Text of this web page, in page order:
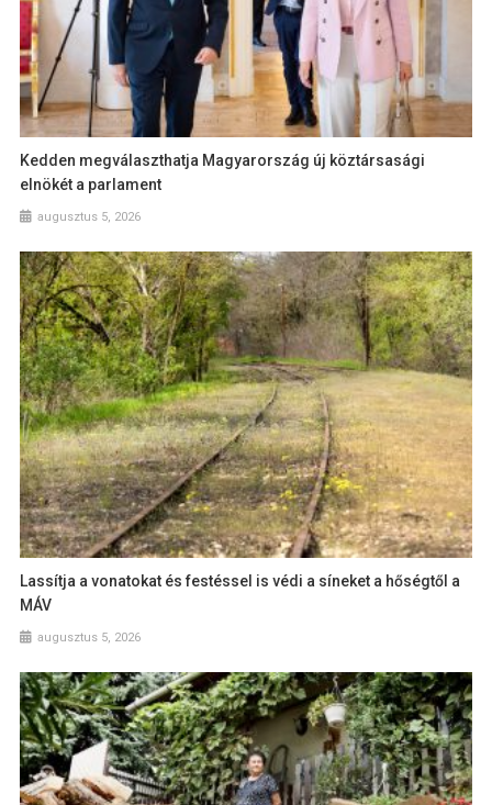
Kedden megválaszthatja Magyarország új köztársasági
elnökét a parlament
augusztus 5, 2026
Lassítja a vonatokat és festéssel is védi a síneket a hőségtől a
MÁV
augusztus 5, 2026